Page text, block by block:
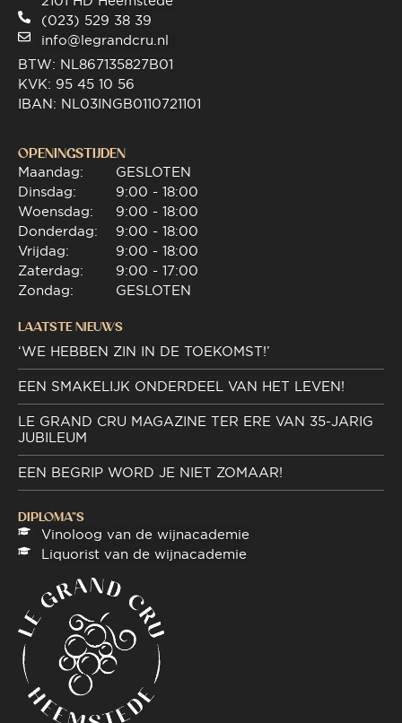
(023) 529 38 39
info@legrandcru.nl
BTW: NL867135827B01
KVK: 95 45 10 56
IBAN: NL03INGB0110721101
OPENINGSTIJDEN
Maandag:
Dinsdag:
Woensdag:
Donderdag:
Vrijdag:
Zaterdag:
Zondag:
GESLOTEN
9:00 - 18:00
9:00 - 18:00
9:00 - 18:00
9:00 - 18:00
9:00 - 17:00
GESLOTEN
LAATSTE NIEUWS
‘WE HEBBEN ZIN IN DE TOEKOMST!’
EEN SMAKELIJK ONDERDEEL VAN HET LEVEN!
LE GRAND CRU MAGAZINE TER ERE VAN 35-JARIG
JUBILEUM
EEN BEGRIP WORD JE NIET ZOMAAR!
DIPLOMA"S
Vinoloog van de wijnacademie
Liquorist van de wijnacademie